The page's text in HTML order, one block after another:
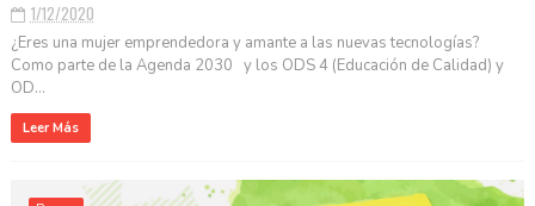
1/12/2020
¿Eres una mujer emprendedora y amante a las nuevas tecnologías?
Como parte de la Agenda 2030 y los ODS 4 (Educación de Calidad) y
OD...
Leer Más